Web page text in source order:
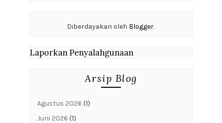
Diberdayakan oleh Blogger.
Laporkan Penyalahgunaan
Arsip Blog
Agustus 2026 (1)
Juni 2026 (1)